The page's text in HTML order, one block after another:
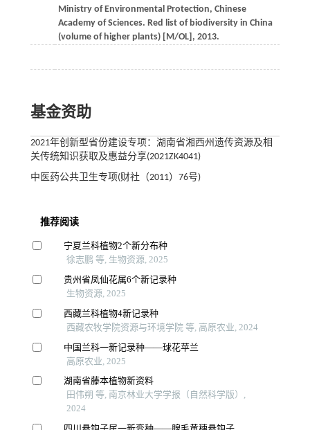
Ministry of Environmental Protection, Chinese
Academy of Sciences. Red list of biodiversity in China
(volume of higher plants)[M/OL], 2013.
基金资助
2021年创新型省份建设专项：湖南省湘西州遗传资源及相
关传统知识获取及惠益分享(2021ZK4041)
中医药公共卫生专项(财社（2011）76号)